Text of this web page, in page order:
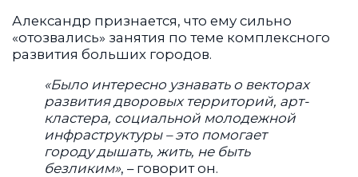
Александр признается, что ему сильно
«отозвались» занятия по теме комплексного
развития больших городов.
«Было интересно узнавать о векторах
развития дворовых территорий, арт-
кластера, социальной молодежной
инфраструктуры – это помогает
городу дышать, жить, не быть
безликим», – говорит он.